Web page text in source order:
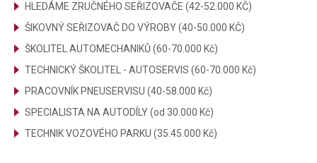
HLEDÁME ZRUČNÉHO SEŘIZOVAČE (42-52.000 KČ)
ŠIKOVNÝ SEŘIZOVAČ DO VÝROBY (40-50.000 KČ)
ŠKOLITEL AUTOMECHANIKŮ (60-70.000 Kč)
TECHNICKÝ ŠKOLITEL - AUTOSERVIS (60-70.000 Kč)
PRACOVNÍK PNEUSERVISU (40-58.000 Kč)
SPECIALISTA NA AUTODÍLY (od 30.000 Kč)
TECHNIK VOZOVÉHO PARKU (35.45.000 Kč)